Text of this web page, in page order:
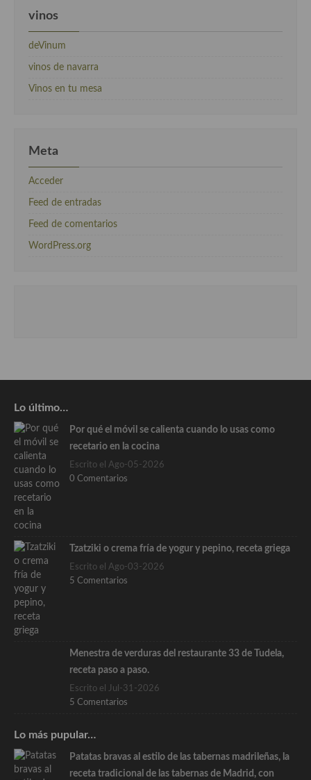
vinos
deVinum
vinos de navarra
Vinos en tu mesa
Meta
Acceder
Feed de entradas
Feed de comentarios
WordPress.org
Lo último…
Por qué el móvil se calienta cuando lo usas como
recetario en la cocina
Escrito el Ago-05-2026
0 Comentarios
Tzatziki o crema fría de yogur y pepino, receta griega
Escrito el Ago-03-2026
5 Comentarios
Menestra de verduras del restaurante 33 de Tudela,
receta paso a paso.
Escrito el Jul-31-2026
5 Comentarios
Lo más pupular…
Patatas bravas al estilo de las tabernas madrileñas, la
receta tradicional de las tabernas de Madrid, con